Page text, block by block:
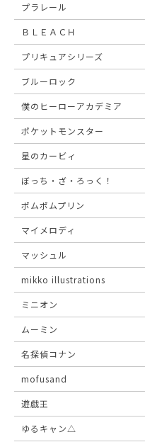
プラレール
ＢＬＥＡＣＨ
プリキュアシリーズ
ブルーロック
僕のヒーローアカデミア
ポケットモンスター
星のカービィ
ぼっち・ざ・ろっく！
ポムポムプリン
マイメロディ
マッシュル
mikko illustrations
ミニオン
ムーミン
名探偵コナン
mofusand
遊戯王
ゆるキャン△